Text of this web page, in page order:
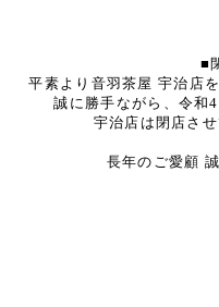
■
平素より音羽茶屋 宇治店
誠に勝手ながら、令和
宇治店は閉店さ
長年のご愛顧